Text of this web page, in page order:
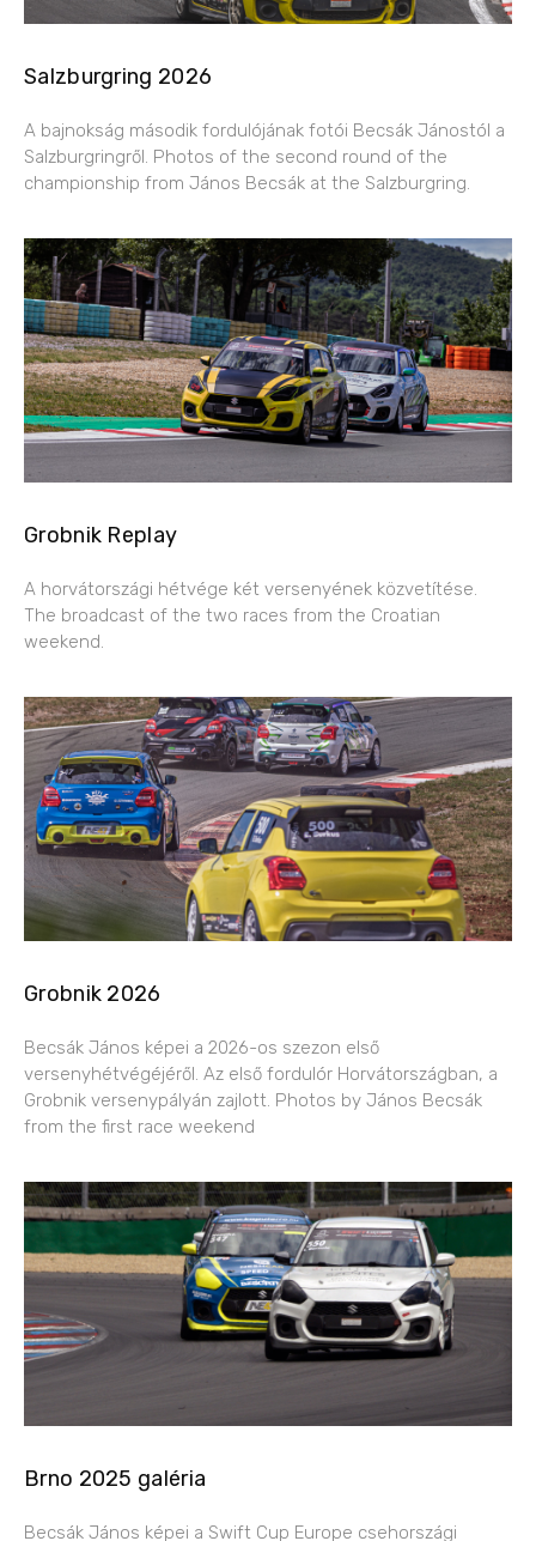
Salzburgring 2026
A bajnokság második fordulójának fotói Becsák Jánostól a
Salzburgringről. Photos of the second round of the
championship from János Becsák at the Salzburgring.
Grobnik Replay
A horvátországi hétvége két versenyének közvetítése.
The broadcast of the two races from the Croatian
weekend.
Grobnik 2026
Becsák János képei a 2026-os szezon első
versenyhétvégéjéről. Az első fordulór Horvátországban, a
Grobnik versenypályán zajlott. Photos by János Becsák
from the first race weekend
Brno 2025 galéria
Becsák János képei a Swift Cup Europe csehországi